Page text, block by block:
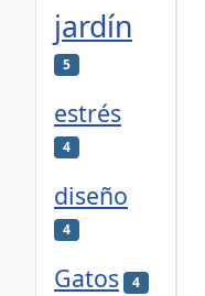
jardín
5
estrés
4
diseño
4
Gatos 4